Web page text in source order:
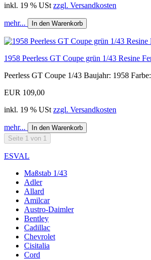
inkl. 19 % USt zzgl. Versandkosten
mehr... In den Warenkorb
1958 Peerless GT Coupe grün 1/43 Resine
Peerless GT Coupe 1/43 Baujahr: 1958
EUR 109,00
inkl. 19 % USt zzgl. Versandkosten
mehr...
In den Warenkorb
Seite 1 von 1
ESVAL
Maßstab 1/43
Adler
Allard
Amilcar
Austro-Daimler
Bentley
Cadillac
Chevrolet
Cisitalia
Cord